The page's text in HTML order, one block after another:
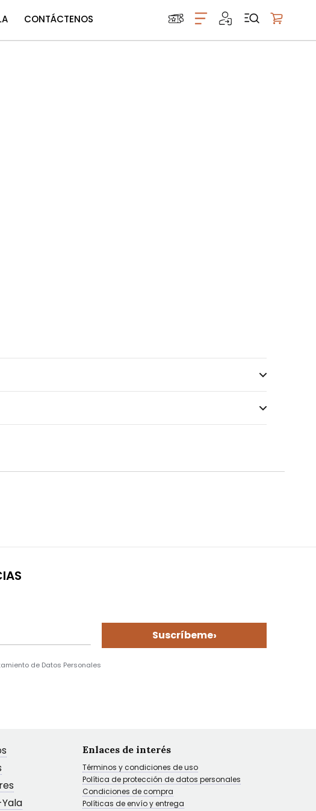
CONTÁCTENOS
Suscríbeme›
de Datos Personales
Enlaces de interés
Términos y condiciones de uso
Política de protección de datos personales
Condiciones de compra
Políticas de envío y entrega